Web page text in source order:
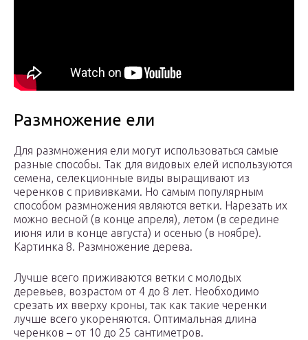
Размножение ели
Для размножения ели могут использоваться самые
разные способы. Так для видовых елей используются
семена, селекционные виды выращивают из
черенков с прививками. Но самым популярным
способом размножения являются ветки. Нарезать их
можно весной (в конце апреля), летом (в середине
июня или в конце августа) и осенью (в ноябре).
Картинка 8. Размножение дерева.
Лучше всего приживаются ветки с молодых
деревьев, возрастом от 4 до 8 лет. Необходимо
срезать их вверху кроны, так как такие черенки
лучше всего укореняются. Оптимальная длина
черенков – от 10 до 25 сантиметров.